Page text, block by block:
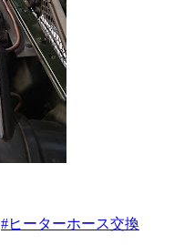
#ヒーターホース交換